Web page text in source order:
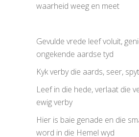
waarheid weeg en meet
Gevulde vrede leef voluit,
ongekende aardse tyd
Kyk verby die aards, seer,
Leef in die hede, verlaat die
ewig verby
Hier is baie genade en die
word in die Hemel wyd